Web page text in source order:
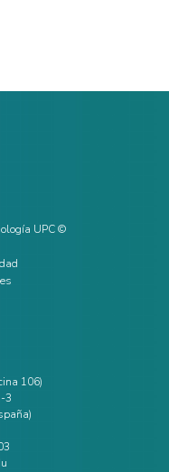
UPC ©
106)
3